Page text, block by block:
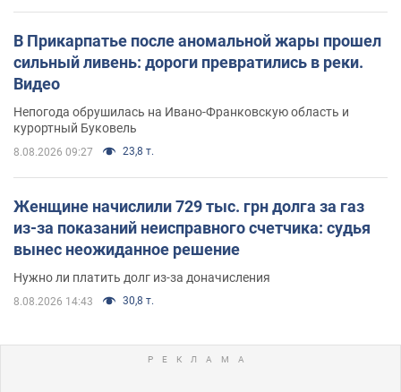
В Прикарпатье после аномальной жары прошел
сильный ливень: дороги превратились в реки.
Видео
Непогода обрушилась на Ивано-Франковскую область и
курортный Буковель
8.08.2026 09:27 23,8 т.
Женщине начислили 729 тыс. грн долга за газ
из-за показаний неисправного счетчика: судья
вынес неожиданное решение
Нужно ли платить долг из-за доначисления
8.08.2026 14:43 30,8 т.